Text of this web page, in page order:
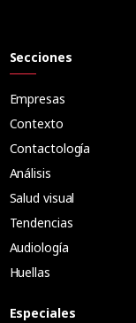
Secciones
Empresas
Contexto
Contactología
Análisis
Salud visual
Tendencias
Audiología
Huellas
Especiales